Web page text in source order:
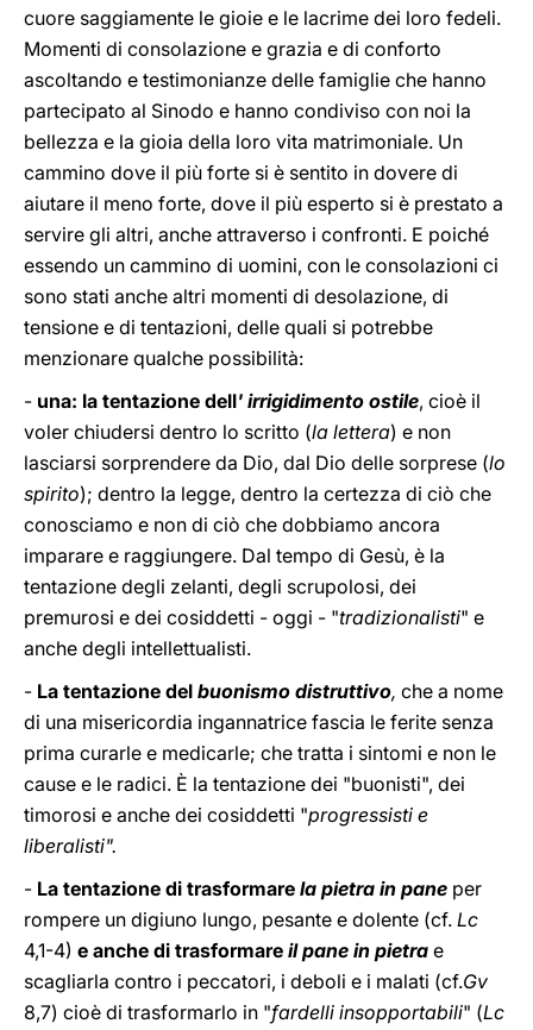
cuore saggiamente le gioie e le lacrime dei loro fedeli.
Momenti di consolazione e grazia e di conforto
ascoltando e testimonianze delle famiglie che hanno
partecipato al Sinodo e hanno condiviso con noi la
bellezza e la gioia della loro vita matrimoniale. Un
cammino dove il più forte si è sentito in dovere di
aiutare il meno forte, dove il più esperto si è prestato a
servire gli altri, anche attraverso i confronti. E poiché
essendo un cammino di uomini, con le consolazioni ci
sono stati anche altri momenti di desolazione, di
tensione e di tentazioni, delle quali si potrebbe
menzionare qualche possibilità:
- una: la tentazione dell' irrigidimento ostile, cioè il
voler chiudersi dentro lo scritto (la lettera) e non
lasciarsi sorprendere da Dio, dal Dio delle sorprese (lo
spirito); dentro la legge, dentro la certezza di ciò che
conosciamo e non di ciò che dobbiamo ancora
imparare e raggiungere. Dal tempo di Gesù, è la
tentazione degli zelanti, degli scrupolosi, dei
premurosi e dei cosiddetti - oggi - "tradizionalisti" e
anche degli intellettualisti.
- La tentazione del buonismo distruttivo, che a nome
di una misericordia ingannatrice fascia le ferite senza
prima curarle e medicarle; che tratta i sintomi e non le
cause e le radici. È la tentazione dei "buonisti", dei
timorosi e anche dei cosiddetti "progressisti e
liberalisti".
- La tentazione di trasformare la pietra in pane per
rompere un digiuno lungo, pesante e dolente (cf. Lc
4,1-4) e anche di trasformare il pane in pietra e
scagliarla contro i peccatori, i deboli e i malati (cf.Gv
8,7) cioè di trasformarlo in "fardelli insopportabili" (Lc